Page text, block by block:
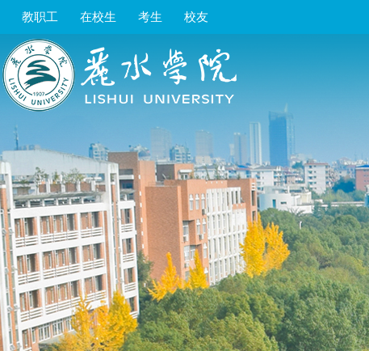
教职工 在校生 考生 校友